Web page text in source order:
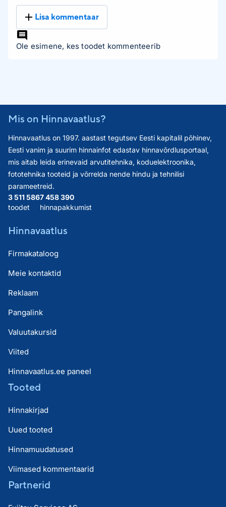
Lisa kommentaar
Ole esimene, kes toodet kommenteerib
Mis on Hinnavaatlus?
Hinnavaatlus on 1997. aastast tegutsev Eesti kapitalil põhinev,
Eesti vanim ja suurim hinnainfot edastav hinnavõrdlusportaal,
mis aitab leida erinevaid arvutitehnika, koduelektroonika,
fototehnika tooteid ja võrrelda nende hindu ja tehnilisi
parameetreid.
3 511 586
toodet
7 458 390
hinnapakkumist
Hinnavaatlus
Firmakataloog
Meie kontaktid
Reklaam
Pangalink
Valuutakursid
Viited
Hinnavaatlus.ee paneel
Tooted
Hinnakirjad
Uued tooted
Hinnamuudatused
Viimased kommentaarid
Partnerid